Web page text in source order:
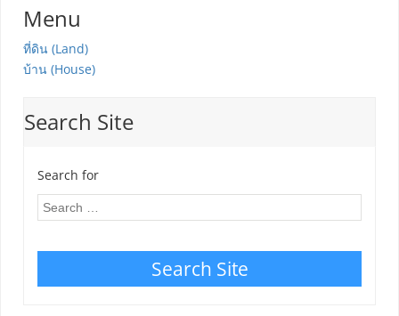
Menu
ที่ดิน (Land)
บ้าน (House)
Search Site
Search for
Search Site